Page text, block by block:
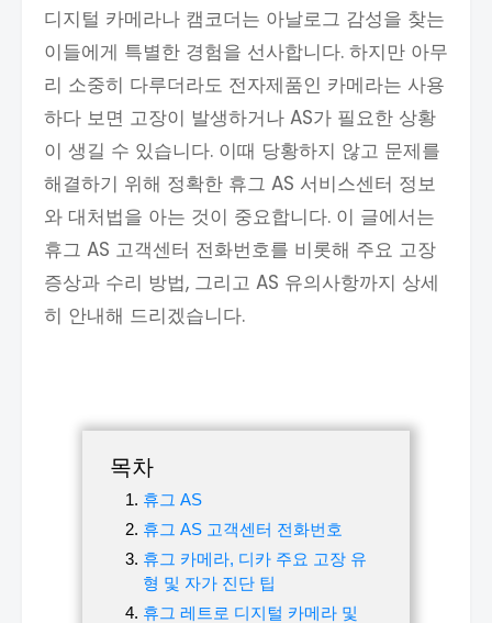
디지털 카메라나 캠코더는 아날로그 감성을 찾는
이들에게 특별한 경험을 선사합니다. 하지만 아무
리 소중히 다루더라도 전자제품인 카메라는 사용
하다 보면 고장이 발생하거나 AS가 필요한 상황
이 생길 수 있습니다. 이때 당황하지 않고 문제를
해결하기 위해 정확한 휴그 AS 서비스센터 정보
와 대처법을 아는 것이 중요합니다. 이 글에서는
휴그 AS 고객센터 전화번호를 비롯해 주요 고장
증상과 수리 방법, 그리고 AS 유의사항까지 상세
히 안내해 드리겠습니다.
목차
휴그 AS
휴그 AS 고객센터 전화번호
휴그 카메라, 디카 주요 고장 유
형 및 자가 진단 팁
휴그 레트로 디지털 카메라 및